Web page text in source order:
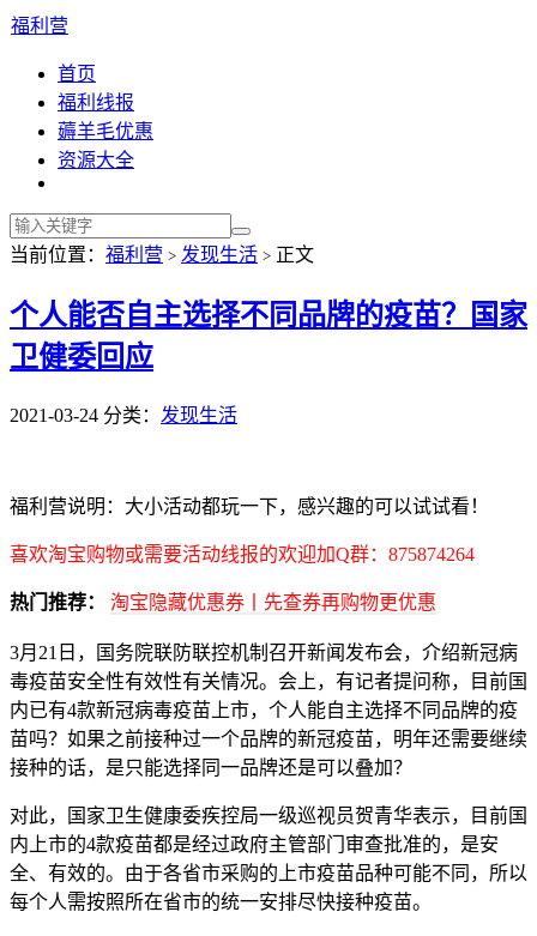
福利营
首页
福利线报
薅羊毛优惠
资源大全
当前位置： 福利营 > 发现生活 > 正文
个人能否自主选择不同品牌的疫苗？国家
卫健委回应
2021-03-24 分类： 发现生活
福利营说明：大小活动都玩一下，感兴趣的可以试试看！
喜欢淘宝购物或需要活动线报的欢迎加Q群：875874264
热门推荐： 淘宝隐藏优惠券丨先查券再购物更优惠
3月21日，国务院联防联控机制召开新闻发布会，介绍新冠病
毒疫苗安全性有效性有关情况。会上，有记者提问称，目前国
内已有4款新冠病毒疫苗上市，个人能自主选择不同品牌的疫
苗吗？如果之前接种过一个品牌的新冠疫苗，明年还需要继续
接种的话，是只能选择同一品牌还是可以叠加？
对此，国家卫生健康委疾控局一级巡视员贺青华表示，目前国
内上市的4款疫苗都是经过政府主管部门审查批准的，是安
全、有效的。由于各省市采购的上市疫苗品种可能不同，所以
每个人需按照所在省市的统一安排尽快接种疫苗。